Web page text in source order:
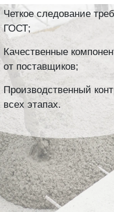
Четкое следование
ГОСТ;
Качественные
от поставщиков;
Производственный
всех этапах.